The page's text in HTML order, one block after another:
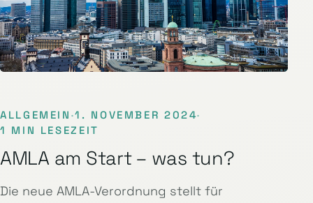
ALLGEMEIN ·1. NOVEMBER 2024·
1 MIN LESEZEIT
AMLA am Start – was tun?
Die neue AMLA-Verordnung stellt für